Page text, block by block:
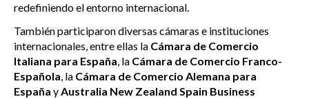
redefiniendo el entorno internacional.
También participaron diversas cámaras e instituciones
internacionales, entre ellas la Cámara de Comercio
Italiana para España, la Cámara de Comercio Franco-
Española, la Cámara de Comercio Alemana para
España yAustralia New Zealand Spain Business